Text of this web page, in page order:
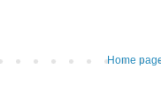
Home